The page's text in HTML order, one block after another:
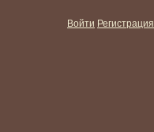
Войти Регистрация